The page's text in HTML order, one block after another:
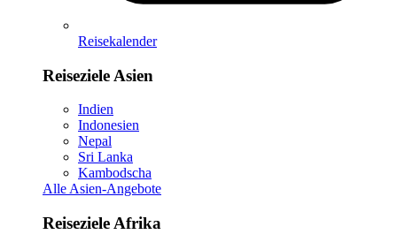
Reisekalender
Reiseziele Asien
Indien
Indonesien
Nepal
Sri Lanka
Kambodscha
Alle Asien-Angebote
Reiseziele Afrika